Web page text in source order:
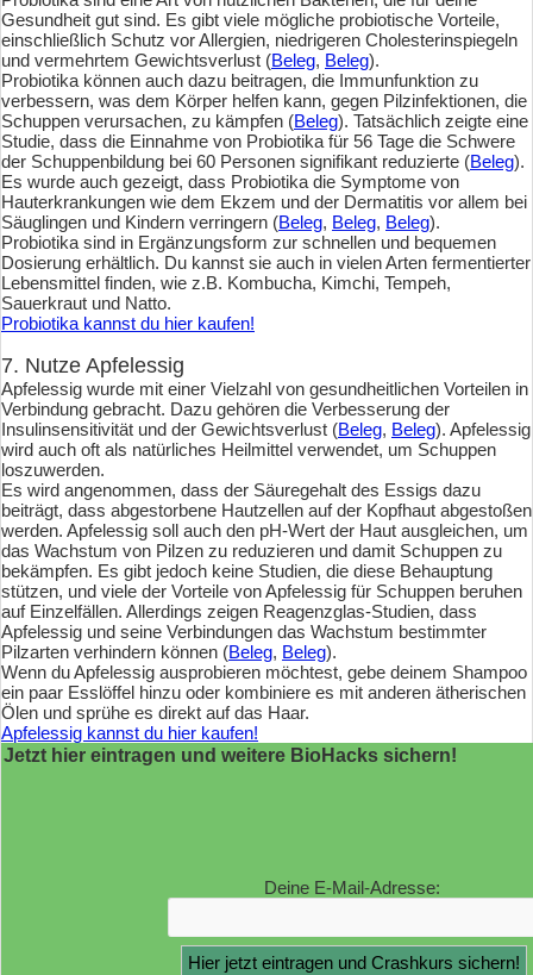
Gesundheit gut sind. Es gibt viele mögliche probiotische Vorteile,
einschließlich Schutz vor Allergien, niedrigeren Cholesterinspiegeln
und vermehrtem Gewichtsverlust (Beleg, Beleg).
Probiotika können auch dazu beitragen, die Immunfunktion zu
verbessern, was dem Körper helfen kann, gegen Pilzinfektionen, die
Schuppen verursachen, zu kämpfen (Beleg). Tatsächlich zeigte eine
Studie, dass die Einnahme von Probiotika für 56 Tage die Schwere
der Schuppenbildung bei 60 Personen signifikant reduzierte (Beleg).
Es wurde auch gezeigt, dass Probiotika die Symptome von
Hauterkrankungen wie dem Ekzem und der Dermatitis vor allem bei
Säuglingen und Kindern verringern (Beleg, Beleg, Beleg).
Probiotika sind in Ergänzungsform zur schnellen und bequemen
Dosierung erhältlich. Du kannst sie auch in vielen Arten fermentierter
Lebensmittel finden, wie z.B. Kombucha, Kimchi, Tempeh,
Sauerkraut und Natto.
Probiotika kannst du hier kaufen!
7. Nutze Apfelessig
Apfelessig wurde mit einer Vielzahl von gesundheitlichen Vorteilen in
Verbindung gebracht. Dazu gehören die Verbesserung der
Insulinsensitivität und der Gewichtsverlust (Beleg, Beleg). Apfelessig
wird auch oft als natürliches Heilmittel verwendet, um Schuppen
loszuwerden.
Es wird angenommen, dass der Säuregehalt des Essigs dazu
beiträgt, dass abgestorbene Hautzellen auf der Kopfhaut abgestoßen
werden. Apfelessig soll auch den pH-Wert der Haut ausgleichen, um
das Wachstum von Pilzen zu reduzieren und damit Schuppen zu
bekämpfen. Es gibt jedoch keine Studien, die diese Behauptung
stützen, und viele der Vorteile von Apfelessig für Schuppen beruhen
auf Einzelfällen. Allerdings zeigen Reagenzglas-Studien, dass
Apfelessig und seine Verbindungen das Wachstum bestimmter
Pilzarten verhindern können (Beleg, Beleg).
Wenn du Apfelessig ausprobieren möchtest, gebe deinem Shampoo
ein paar Esslöffel hinzu oder kombiniere es mit anderen ätherischen
Ölen und sprühe es direkt auf das Haar.
Apfelessig kannst du hier kaufen!
Jetzt hier eintragen und weitere BioHacks sichern!
Deine E-Mail-Adresse: